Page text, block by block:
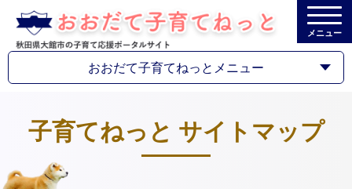
メニュー
おおだて子育てねっとメニュー
子育てねっと サイトマップ